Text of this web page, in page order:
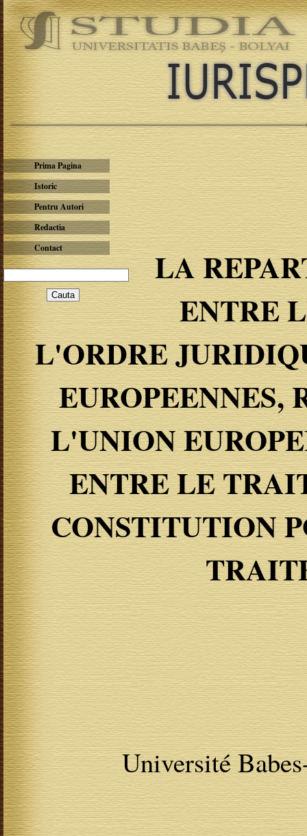
Prima Pagina
Istoric
Pentru Autori
Redactia
Contact
LA
ENTRE
L'ORDRE
L'UNION
ENTRE LE
CONSTITUTION
Université